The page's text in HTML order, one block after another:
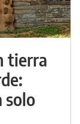
tierra
solo